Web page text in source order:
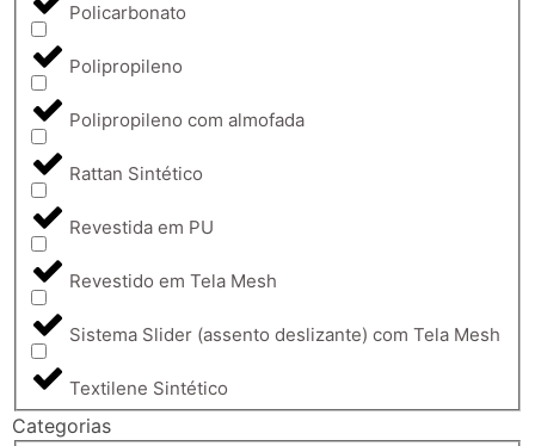
Policarbonato
Polipropileno
Polipropileno com almofada
Rattan Sintético
Revestida em PU
Revestido em Tela Mesh
Sistema Slider (assento deslizante) com Tela Mesh
Textilene Sintético
Categorias